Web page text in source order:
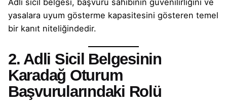
Adli sicil belgesi, başvuru sahibinin güvenilirliğini ve
yasalara uyum gösterme kapasitesini gösteren temel
bir kanıt niteliğindedir.
2. Adli Sicil Belgesinin
Karadağ Oturum
Başvurularındaki Rolü